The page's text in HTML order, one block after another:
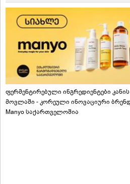
ფერმენტირებული ინგრედიენტები კანის
მოვლაში - კორეული ინოვაციური
Manyo საქართველოშია